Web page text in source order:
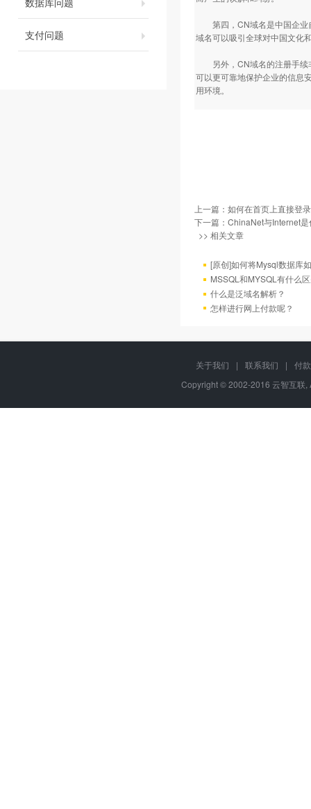
支付问题
第四，CN域名是中国企业
域名可以吸引全球对中国文化
另外，CN域名的注册手续
可以更可靠地保护企业的信息
用环境。
上一篇： 如何在首页上直接登
下一篇： ChinaNet与Internet
>> 相关文章
[原创]如何将Mysql数据库
MSSQL和MYSQL有什么
什么是泛域名解析？
怎样进行网上付款呢？
关于我们 | 联系我们 |
付
Copyright © 2002-2016 云智互